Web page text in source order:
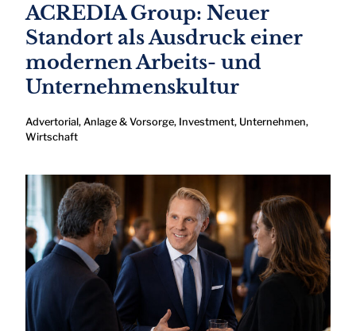
ACREDIA Group: Neuer
Standort als Ausdruck einer
modernen Arbeits- und
Unternehmenskultur
Advertorial, Anlage & Vorsorge, Investment, Unternehmen,
Wirtschaft